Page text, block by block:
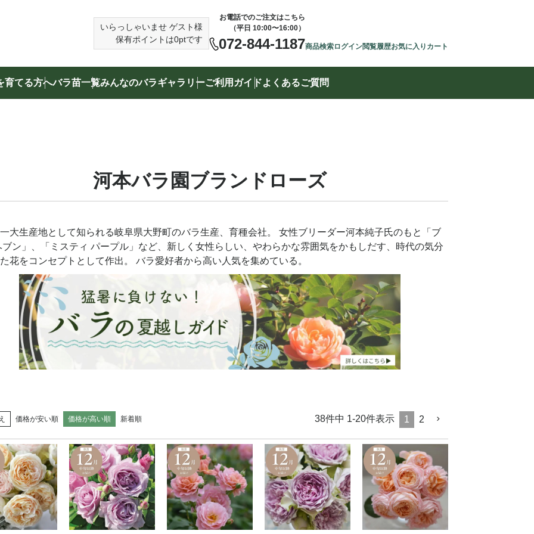
いらっしゃいませ ゲスト様
保有ポイントは0ptです
お電話でのご注文はこちら
（平日 10:00〜16:00）
072-844-1187商品検索ログイン閲覧履歴お気に入り カート
育てる方へバラ苗一覧みんなのバラギャラリーご利用ガイドよくあるご質問
河本バラ園ブランドローズ
大生産地として知られる岐阜県大野町のバラ生産、育種会社。 女性ブリーダー河本純子氏のもと「ブ
ブン」、「ミスティ パープル」など、新しく女性らしい、やわらかな雰囲気をかもしだす、時代の気分
花をコンセプトとして作出。 バラ愛好者から高い人気を集めている。
価格が安い順 価格が高い順 新着順 38件中 1-20件表示 1 2